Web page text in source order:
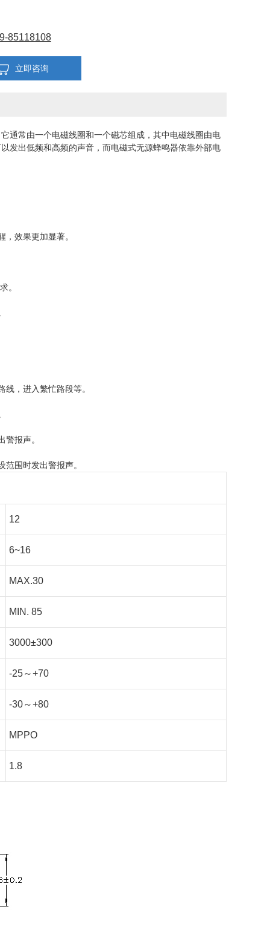
85118108
立即咨询
通常由一个电磁线圈和一个磁芯组成，其中电磁线圈由电
发出低频和高频的声音，而电磁式无源蜂鸣器依靠外部电
效果更加显著。
。
，进入繁忙路段等。
报声。
围时发出警报声。
12
6~16
MAX.30
MIN. 85
3000±300
-25～+70
-30～+80
MPPO
1.8